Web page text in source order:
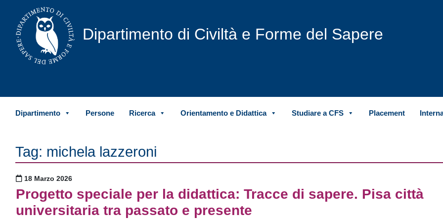
Vai al contenuto
Dipartimento di Civiltà e Forme del Sapere
Dipartimento Persone Ricerca Orientamento e Didattica Studiare a CFS Placement
Tag: michela lazzeroni
Pubblicato il
18 Marzo 2026
Progetto speciale per la didattica: Tracce di sapere. Pisa città
universitaria tra passato e presente